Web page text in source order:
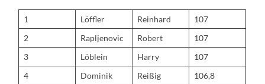
1 Löffler Reinhard
107
2
Rapljenovic Robert
107
3
Löblein Harry
107
4
Dominik Reißig
106,8